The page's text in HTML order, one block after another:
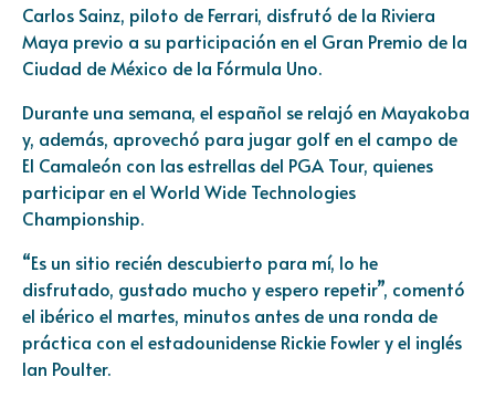
Carlos Sainz, piloto de Ferrari, disfrutó de la Riviera
Maya previo a su participación en el Gran Premio de la
Ciudad de México de la Fórmula Uno.
Durante una semana, el español se relajó en Mayakoba
y, además, aprovechó para jugar golf en el campo de
El Camaleón con las estrellas del PGA Tour, quienes
participar en el World Wide Technologies
Championship.
“Es un sitio recién descubierto para mí, lo he
disfrutado, gustado mucho y espero repetir”, comentó
el ibérico el martes, minutos antes de una ronda de
práctica con el estadounidense Rickie Fowler y el inglés
Ian Poulter.